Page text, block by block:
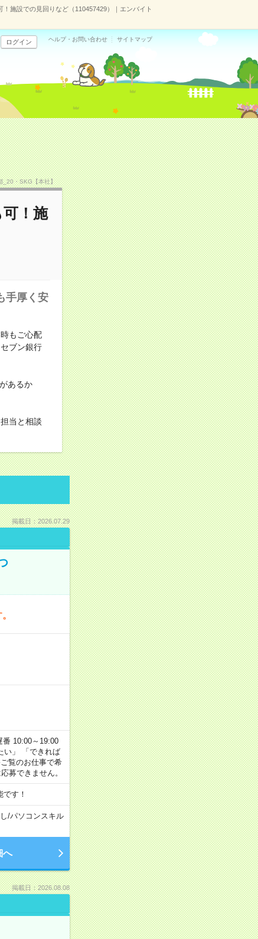
施設での見回りなど（110457429）｜エンバイト
ログイン ヘルプ・お問い合わせ サイトマップ
_20・SKG【本社】
！施
手厚く安
もご心配
ブン銀行
あるか
当と相談
掲載日：2026.07.29
10:00～19:00
い」 「できれば
覧のお仕事で希
募できません。
す！
/パソコンスキル
へ
掲載日：2026.08.08